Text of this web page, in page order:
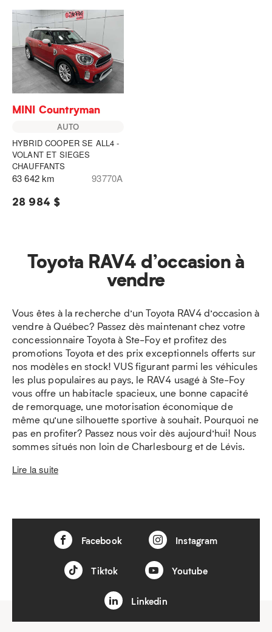
MINI Countryman
AUTO
HYBRID COOPER SE ALL4 -
VOLANT ET SIEGES
CHAUFFANTS
63 642 km 93770A
28 984 $
Toyota RAV4 d’occasion à
vendre
Vous êtes à la recherche d’un Toyota RAV4 d’occasion à
vendre à Québec? Passez dès maintenant chez votre
concessionnaire Toyota à Ste-Foy et profitez des
promotions Toyota et des prix exceptionnels offerts sur
nos modèles en stock! VUS figurant parmi les véhicules
les plus populaires au pays, le RAV4 usagé à Ste-Foy
vous offre un habitacle spacieux, une bonne capacité
de remorquage, une motorisation économique de
même qu’une silhouette sportive à souhait. Pourquoi ne
pas en profiter? Passez nous voir dès aujourd’hui! Nous
sommes situés non loin de Charlesbourg et de Lévis.
Lire la suite
Facebook Instagram
Tiktok Youtube
Linkedin